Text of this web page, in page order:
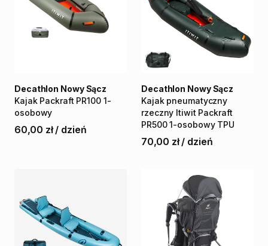
Kajak Packraft PR100 1-
osobowy
Decathlon Nowy Sącz
60,00 zł / dzień
Kajak pneumatyczny
rzeczny Itiwit Packraft
PR500 1-osobowy TPU
Decathlon Nowy Sącz
70,00 zł / dzień